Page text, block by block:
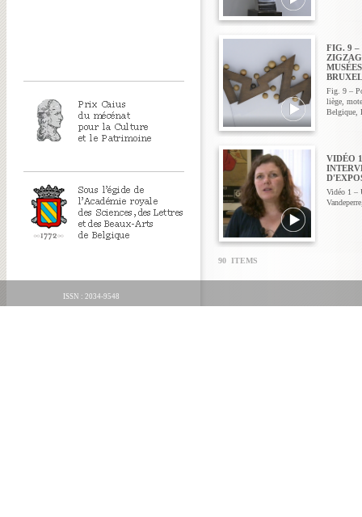
FIG. 9 –
Fig. 9 –
liège,
Belgique,
VIDÉO
Vidéo 1 –
90 ITEMS
ISSN : 2034-9548